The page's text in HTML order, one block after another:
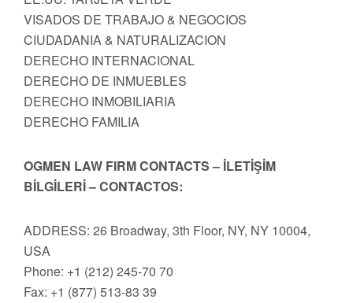
VISADOS DE TRABAJO & NEGOCIOS
CIUDADANIA & NATURALIZACION
DERECHO INTERNACIONAL
DERECHO DE INMUEBLES
DERECHO INMOBILIARIA
DERECHO FAMILIA
OGMEN LAW FIRM CONTACTS – İLETİŞİM
BİLGİLERİ – CONTACTOS:
ADDRESS: 26 Broadway, 3th Floor, NY, NY 10004,
USA
Phone: +1 (212) 245-70 70
Fax: +1 (877) 513-83 39